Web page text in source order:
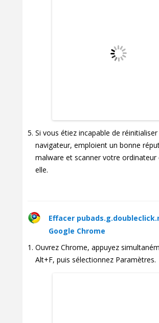
Si vous étiez incapable de
navigateur, emploient un bonne
malware et scanner votre ordinateur
elle.
Effacer
Google Chrome
Ouvrez Chrome, appuyez
Alt+F, puis sélectionnez Paramètres.